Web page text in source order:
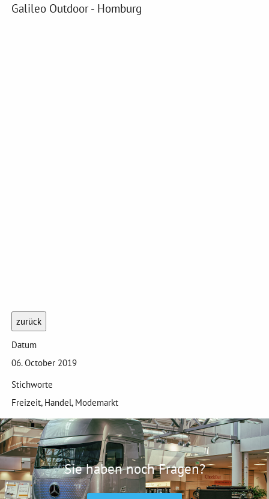
Galileo Outdoor - Homburg
zurück
Datum
06. October 2019
Stichworte
Freizeit, Handel, Modemarkt
Sie haben noch Fragen?